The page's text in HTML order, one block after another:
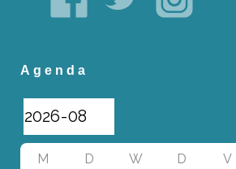
Agenda
M D W D V